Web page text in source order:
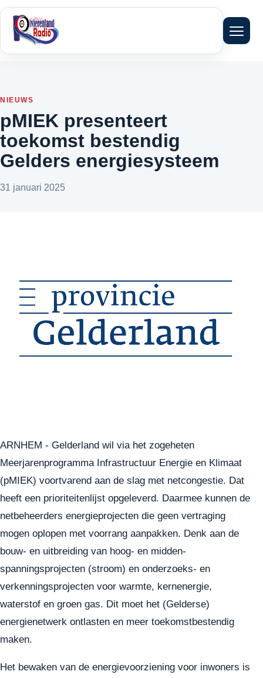
Menu
NIEUWS
pMIEK presenteert
toekomst bestendig
Gelders energiesysteem
31 januari 2025
ARNHEM - Gelderland wil via het zogeheten
Meerjarenprogramma Infrastructuur Energie en Klimaat
(pMIEK) voortvarend aan de slag met netcongestie. Dat
heeft een prioriteitenlijst opgeleverd. Daarmee kunnen de
netbeheerders energieprojecten die geen vertraging
mogen oplopen met voorrang aanpakken. Denk aan de
bouw- en uitbreiding van hoog- en midden-
spanningsprojecten (stroom) en onderzoeks- en
verkenningsprojecten voor warmte, kernenergie,
waterstof en groen gas. Dit moet het (Gelderse)
energienetwerk ontlasten en meer toekomstbestendig
maken.
Het bewaken van de energievoorziening voor inwoners is